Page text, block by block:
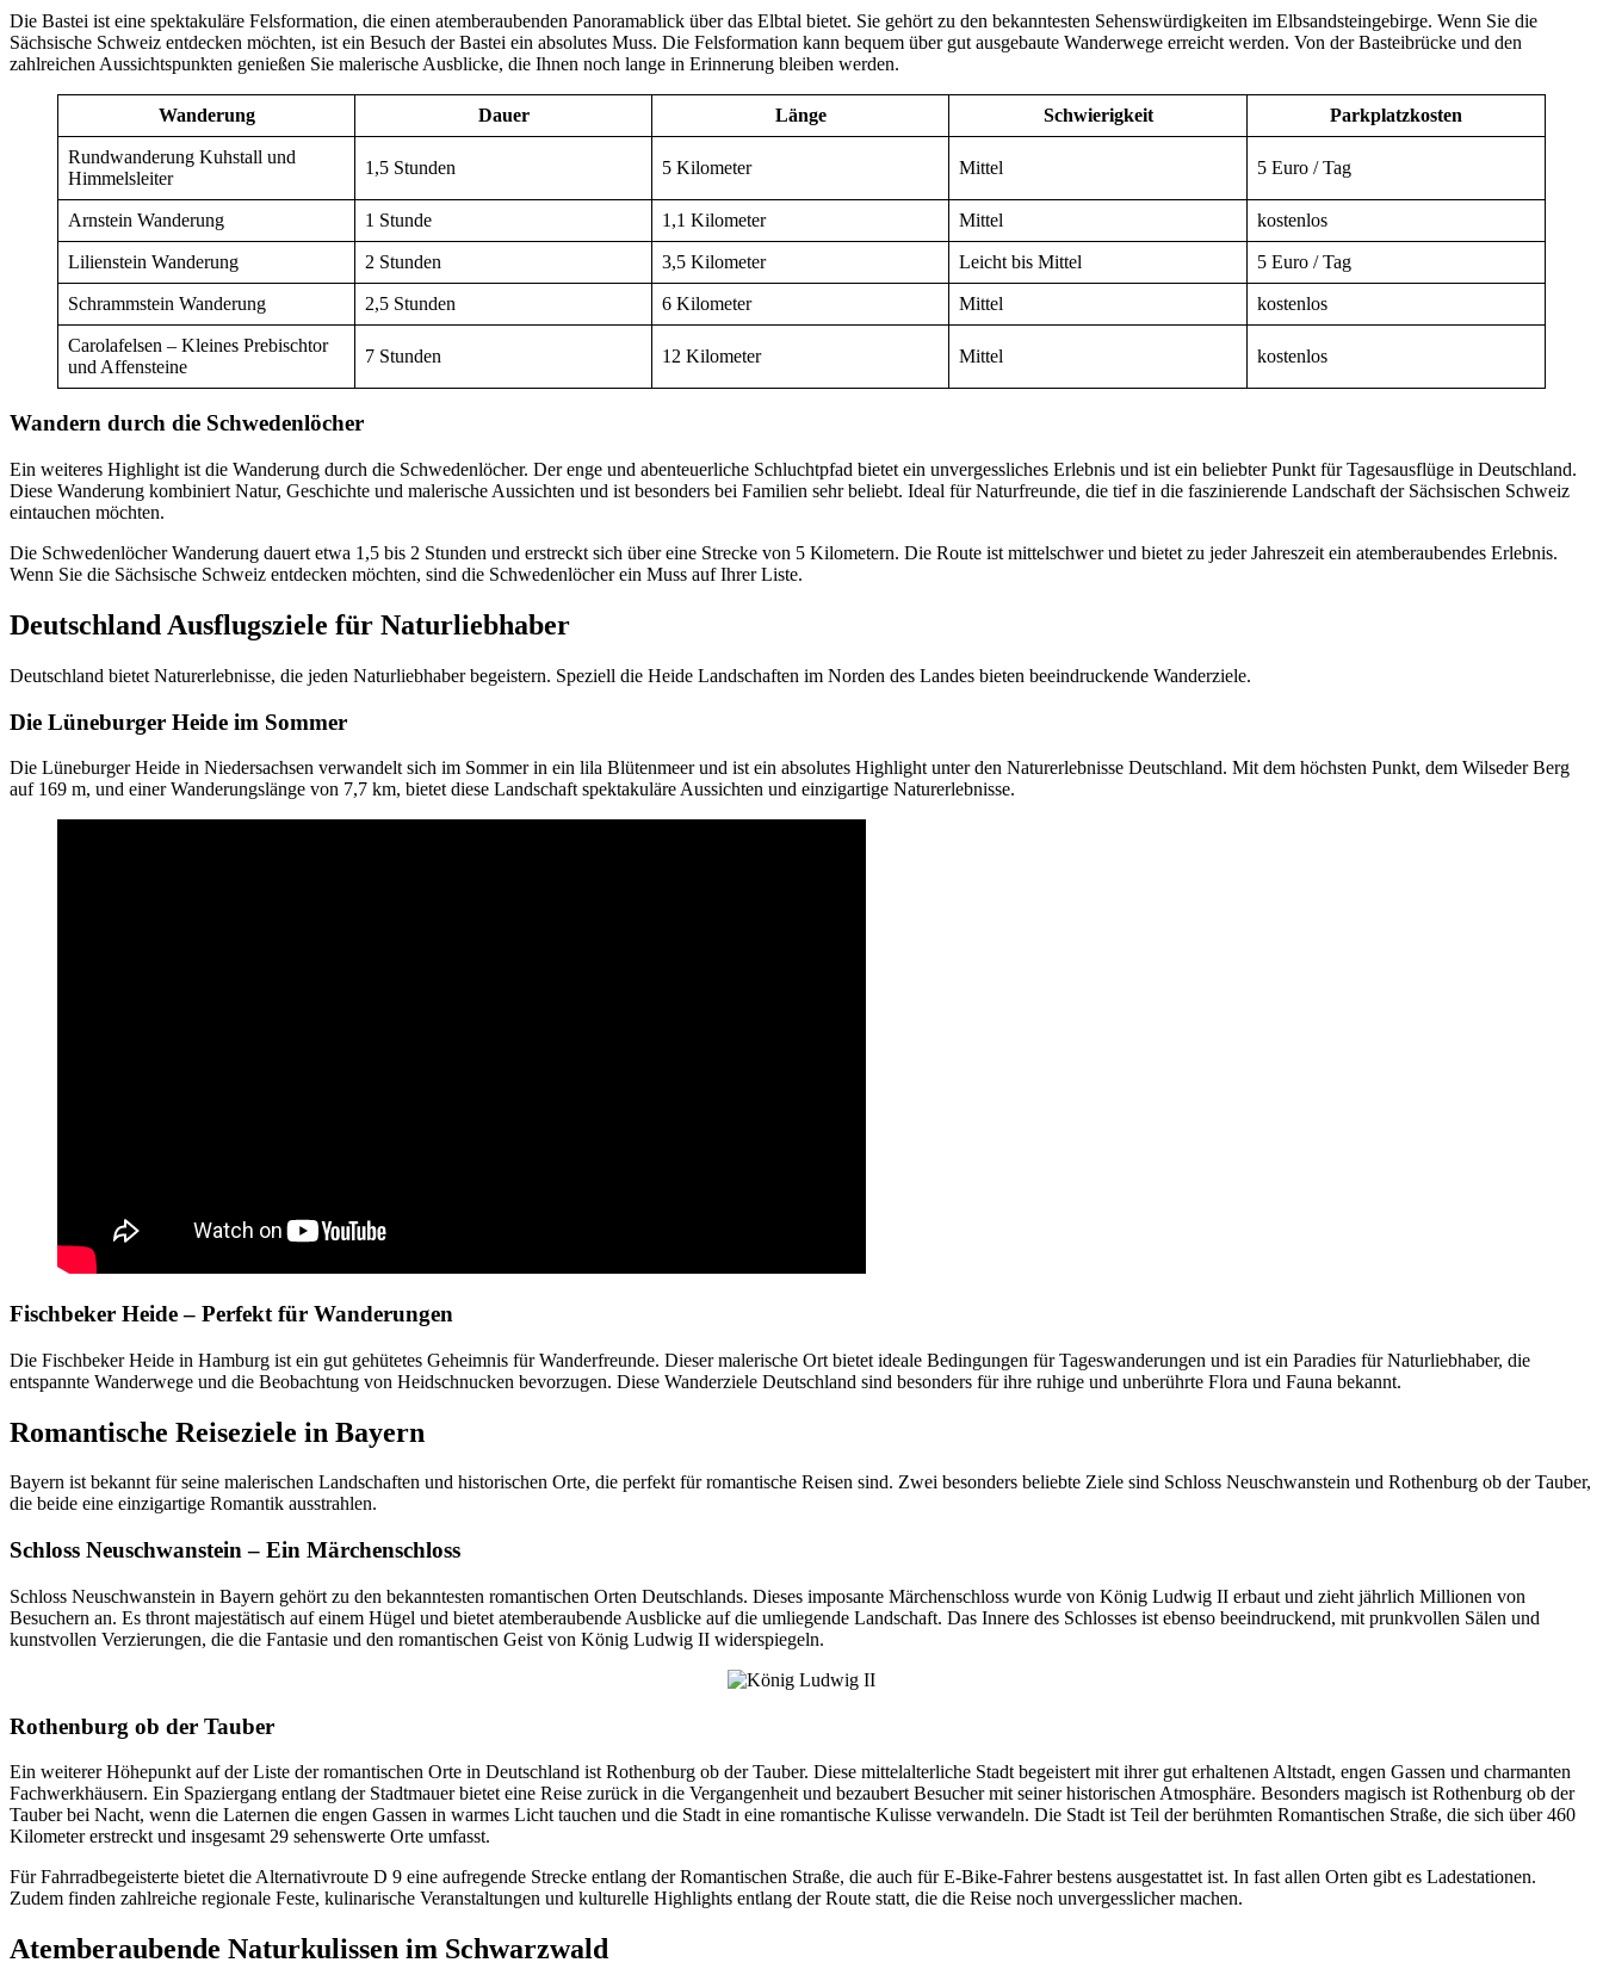
Die Bastei ist eine spektakuläre Felsformation, die einen atemberaubenden Panoramablick über das Elbtal bietet. Sie gehört zu den bekanntesten Sehenswürdigkeiten im Elbsandsteingebirge. Wenn Sie die
Sächsische Schweiz entdecken möchten, ist ein Besuch der Bastei ein absolutes Muss. Die Felsformation kann bequem über gut ausgebaute Wanderwege erreicht werden. Von der Basteibrücke und den
zahlreichen Aussichtspunkten genießen Sie malerische Ausblicke, die Ihnen noch lange in Erinnerung bleiben werden.
Wanderung Dauer Länge Schwierigkeit Parkplatzkosten
Rundwanderung Kuhstall und
Himmelsleiter
1,5 Stunden 5 Kilometer Mittel 5 Euro / Tag
Arnstein Wanderung 1 Stunde 1,1 Kilometer Mittel kostenlos
Lilienstein Wanderung 2 Stunden 3,5 Kilometer Leicht bis Mittel 5 Euro / Tag
Schrammstein Wanderung 2,5 Stunden 6 Kilometer Mittel kostenlos
Carolafelsen – Kleines Prebischtor
und Affensteine
7 Stunden 12 Kilometer Mittel kostenlos
Wandern durch die Schwedenlöcher
Ein weiteres Highlight ist die Wanderung durch die Schwedenlöcher. Der enge und abenteuerliche Schluchtpfad bietet ein unvergessliches Erlebnis und ist ein beliebter Punkt für Tagesausflüge in Deutschland.
Diese Wanderung kombiniert Natur, Geschichte und malerische Aussichten und ist besonders bei Familien sehr beliebt. Ideal für Naturfreunde, die tief in die faszinierende Landschaft der Sächsischen Schweiz
eintauchen möchten.
Die Schwedenlöcher Wanderung dauert etwa 1,5 bis 2 Stunden und erstreckt sich über eine Strecke von 5 Kilometern. Die Route ist mittelschwer und bietet zu jeder Jahreszeit ein atemberaubendes Erlebnis.
Wenn Sie die Sächsische Schweiz entdecken möchten, sind die Schwedenlöcher ein Muss auf Ihrer Liste.
Deutschland Ausflugsziele für Naturliebhaber
Deutschland bietet Naturerlebnisse, die jeden Naturliebhaber begeistern. Speziell die Heide Landschaften im Norden des Landes bieten beeindruckende Wanderziele.
Die Lüneburger Heide im Sommer
Die Lüneburger Heide in Niedersachsen verwandelt sich im Sommer in ein lila Blütenmeer und ist ein absolutes Highlight unter den Naturerlebnisse Deutschland. Mit dem höchsten Punkt, dem Wilseder Berg
auf 169 m, und einer Wanderungslänge von 7,7 km, bietet diese Landschaft spektakuläre Aussichten und einzigartige Naturerlebnisse.
Fischbeker Heide – Perfekt für Wanderungen
Die Fischbeker Heide in Hamburg ist ein gut gehütetes Geheimnis für Wanderfreunde. Dieser malerische Ort bietet ideale Bedingungen für Tageswanderungen und ist ein Paradies für Naturliebhaber, die
entspannte Wanderwege und die Beobachtung von Heidschnucken bevorzugen. Diese Wanderziele Deutschland sind besonders für ihre ruhige und unberührte Flora und Fauna bekannt.
Romantische Reiseziele in Bayern
Bayern ist bekannt für seine malerischen Landschaften und historischen Orte, die perfekt für romantische Reisen sind. Zwei besonders beliebte Ziele sind Schloss Neuschwanstein und Rothenburg ob der Tauber,
die beide eine einzigartige Romantik ausstrahlen.
Schloss Neuschwanstein – Ein Märchenschloss
Schloss Neuschwanstein in Bayern gehört zu den bekanntesten romantischen Orten Deutschlands. Dieses imposante Märchenschloss wurde von König Ludwig II erbaut und zieht jährlich Millionen von
Besuchern an. Es thront majestätisch auf einem Hügel und bietet atemberaubende Ausblicke auf die umliegende Landschaft. Das Innere des Schlosses ist ebenso beeindruckend, mit prunkvollen Sälen und
kunstvollen Verzierungen, die die Fantasie und den romantischen Geist von König Ludwig II widerspiegeln.
Rothenburg ob der Tauber
Ein weiterer Höhepunkt auf der Liste der romantischen Orte in Deutschland ist Rothenburg ob der Tauber. Diese mittelalterliche Stadt begeistert mit ihrer gut erhaltenen Altstadt, engen Gassen und charmanten
Fachwerkhäusern. Ein Spaziergang entlang der Stadtmauer bietet eine Reise zurück in die Vergangenheit und bezaubert Besucher mit seiner historischen Atmosphäre. Besonders magisch ist Rothenburg ob der
Tauber bei Nacht, wenn die Laternen die engen Gassen in warmes Licht tauchen und die Stadt in eine romantische Kulisse verwandeln. Die Stadt ist Teil der berühmten Romantischen Straße, die sich über 460
Kilometer erstreckt und insgesamt 29 sehenswerte Orte umfasst.
Für Fahrradbegeisterte bietet die Alternativroute D 9 eine aufregende Strecke entlang der Romantischen Straße, die auch für E-Bike-Fahrer bestens ausgestattet ist. In fast allen Orten gibt es Ladestationen.
Zudem finden zahlreiche regionale Feste, kulinarische Veranstaltungen und kulturelle Highlights entlang der Route statt, die die Reise noch unvergesslicher machen.
Atemberaubende Naturkulissen im Schwarzwald